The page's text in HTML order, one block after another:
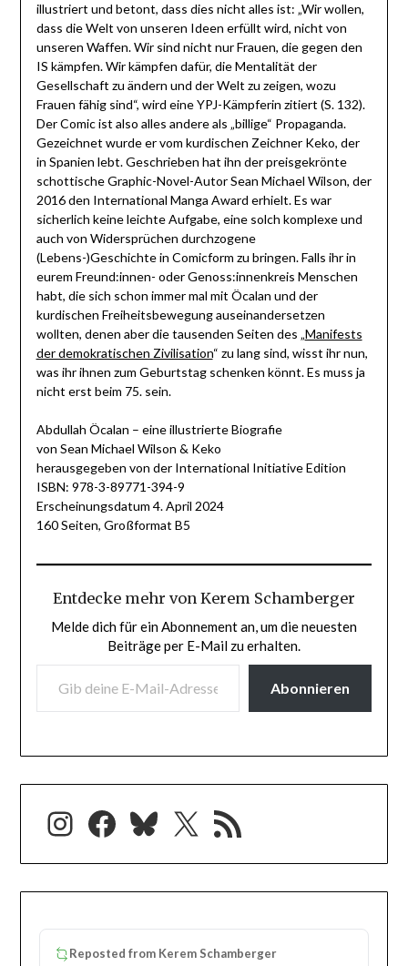
illustriert und betont, dass dies nicht alles ist: „Wir wollen,
dass die Welt von unseren Ideen erfüllt wird, nicht von
unseren Waffen. Wir sind nicht nur Frauen, die gegen den
IS kämpfen. Wir kämpfen dafür, die Mentalität der
Gesellschaft zu ändern und der Welt zu zeigen, wozu
Frauen fähig sind“, wird eine YPJ-Kämpferin zitiert (S. 132).
Der Comic ist also alles andere als „billige“ Propaganda.
Gezeichnet wurde er vom kurdischen Zeichner Keko, der
in Spanien lebt. Geschrieben hat ihn der preisgekrönte
schottische Graphic-Novel-Autor Sean Michael Wilson, der
2016 den International Manga Award erhielt. Es war
sicherlich keine leichte Aufgabe, eine solch komplexe und
auch von Widersprüchen durchzogene
(Lebens-)Geschichte in Comicform zu bringen. Falls ihr in
eurem Freund:innen- oder Genoss:innenkreis Menschen
habt, die sich schon immer mal mit Öcalan und der
kurdischen Freiheitsbewegung auseinandersetzen
wollten, denen aber die tausenden Seiten des „Manifests
der demokratischen Zivilisation“ zu lang sind, wisst ihr nun,
was ihr ihnen zum Geburtstag schenken könnt. Es muss ja
nicht erst beim 75. sein.
Abdullah Öcalan – eine illustrierte Biografie
von Sean Michael Wilson & Keko
herausgegeben von der International Initiative Edition
ISBN: 978-3-89771-394-9
Erscheinungsdatum 4. April 2024
160 Seiten, Großformat B5
Entdecke mehr von Kerem Schamberger
Melde dich für ein Abonnement an, um die neuesten
Beiträge per E-Mail zu erhalten.
GIB DEINE E-MAIL-ADRESSE EIN ...
Abonnieren
Instagram
Facebook
Bluesky
X RSS-Feed
Reposted from Kerem Schamberger